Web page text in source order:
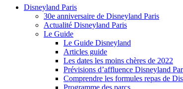
Disneyland Paris
30e anniversaire de Disneyland Paris
Actualité Disneyland Paris
Le Guide
Le Guide Disneyland
Articles guide
Les dates les moins chères de 2022
Prévisions d’affluence Disneyland
Comprendre les formules repas de
Programme des parcs